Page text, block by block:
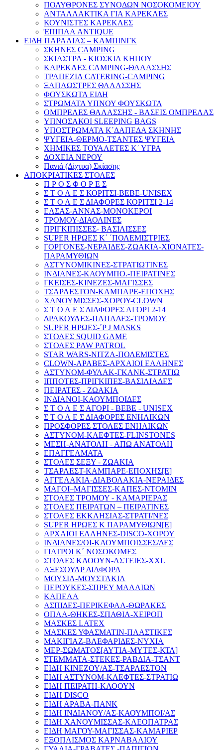
ΠΟΛΥΘΡΟΝΕΣ ΣΥΝΟΔΩΝ ΝΟΣΟΚΟΜΕΙΟΥ
ΑΝΤΑΛΛΑΚΤΙΚΑ ΓΙΑ ΚΑΡΕΚΛΕΣ
ΚΟΥΝΙΣΤΕΣ ΚΑΡΕΚΛΕΣ
ΈΠΙΠΛΑ ANTIQUE
ΕΙΔΗ ΠΑΡΑΛΙΑΣ – ΚΑΜΠΙΝΓΚ
ΣΚΗΝΕΣ CAMPING
ΣΚΙΑΣΤΡΑ - ΚΙΟΣΚΙΑ ΚΗΠΟΥ
ΚΑΡΕΚΛΕΣ CAMPING-ΘΑΛΑΣΣΗΣ
ΤΡΑΠΕΖΙΑ CATERING-CAMPING
ΞΑΠΛΩΣΤΡΕΣ ΘΑΛΑΣΣΗΣ
ΦΟΥΣΚΩΤΑ ΕΙΔΗ
ΣΤΡΩΜΑΤΑ ΥΠΝΟΥ ΦΟΥΣΚΩΤΑ
ΟΜΠΡΕΛΕΣ ΘΑΛΑΣΣΗΣ - ΒΑΣΕΙΣ ΟΜΠΡΕΛΑΣ
ΥΠΝΟΣΑΚΟΙ SLEEPING BAGS
ΥΠΟΣΤΡΩΜΑΤΑ Κ΄ΔΑΠΕΔΑ ΣΚΗΝΗΣ
ΨΥΓΕΙΑ-ΘΕΡΜΟ-ΤΣΑΝΤΕΣ ΨΥΓΕΙΑ
ΧΗΜΙΚΕΣ ΤΟΥΑΛΕΤΕΣ Κ΄ ΥΓΡΑ
ΔΟΧΕΙΑ ΝΕΡΟΥ
Πανιά (Δίχτυα) Σκίασης
ΑΠΟΚΡΙΑΤΙΚΕΣ ΣΤΟΛΕΣ
Π Ρ Ο Σ Φ Ο Ρ Ε Σ
Σ Τ Ο Λ Ε Σ ΚΟΡΙΤΣI-BEBE-UNISEX
Σ Τ Ο Λ Ε Σ ΔΙΑΦΟΡΕΣ ΚΟΡΙΤΣΙ 2-14
ΕΛΣΑΣ-ΑΝΝΑΣ-ΜΟΝΟΚΕΡΟΙ
ΤΡΟΜΟΥ-ΔΙΑΟΛΙΝΕΣ
ΠΡΙΓΚΙΠΙΣΣΕΣ- ΒΑΣΙΛΙΣΣΕΣ
SUPER ΗΡΩΕΣ Κ΄ ΄ΠΟΛΕΜΙΣΤΡΙΕΣ
ΓΟΡΓΟΝΕΣ-ΝΕΡΑΙΔΕΣ-ΖΩΑΚΙΑ-ΧΙΟΝΑΤΕΣ-
ΠΑΡΑΜΥΘΙΩΝ
ΑΣΤΥΝΟΜΙΚΙΝΕΣ-ΣΤΡΑΤΙΩΤΙΝΕΣ
ΙΝΔΙΑΝΕΣ-ΚΑΟΥΜΠΟ.-ΠΕΙΡΑΤΙΝΕΣ
ΓΚΕΙΣΕΣ-ΚΙΝΕΖΕΣ-ΜΑΓΙΣΣΕΣ
ΤΣΑΡΛΕΣΤΟΝ-ΚΑΜΠΑΡΕ-ΕΠΟΧΗΣ
ΧΑΝΟΥΜΙΣΣΕΣ-ΧΟΡΟΥ-CLOWN
Σ Τ Ο Λ Ε Σ ΔΙΑΦΟΡΕΣ ΑΓΟΡΙ 2-14
ΔΡΑΚΟΥΛΕΣ-ΠΑΠΑΔΕΣ-ΤΡΟΜΟΥ
SUPER ΗΡΩΕΣ-΄P J MASKS
ΣΤΟΛΕΣ SQUID GAME
ΣΤΟΛΕΣ PAW PATROL
STAR WARS-ΝΙΤΖΑ-ΠΟΛΕΜΙΣΤΕΣ
CLOWN-ΑΡΑΒΕΣ-ΑΡΧΑΙΟΙ ΕΛΛΗΝΕΣ
ΑΣΤΥΝΟΜ-ΦΥΛΑΚ-ΓΚΑΝΚ-ΣΤΡΑΤΙΩ
ΙΠΠΟΤΕΣ-ΠΡΙΓΚΙΠΕΣ-ΒΑΣΙΛΙΑΔΕΣ
ΠΕΙΡΑΤΕΣ - ΖΩΑΚΙΑ
ΙΝΔΙΑΝΟΙ-ΚΑΟΥΜΠΟΙΔΕΣ
Σ Τ Ο Λ Ε Σ ΑΓΟΡΙ - BEBE - UNISEX
Σ Τ Ο Λ Ε Σ ΔΙΑΦΟΡΕΣ ΕΝΗΛΙΚΩΝ
ΠΡΟΣΦΟΡΕΣ ΣΤΟΛΕΣ ΕΝΗΛΙΚΩΝ
ΑΣΤΥΝΟΜ-ΚΛΕΦΤΕΣ-FLINSTONES
ΜΕΣΗ-ΑΝΑΤΟΛΗ - ΑΠΩ ΑΝΑΤΟΛΗ
ΕΠΑΓΓΕΛΜΑΤΑ
ΣΤΟΛΕΣ ΣΕΞΥ - ΖΩΑΚΙΑ
ΤΣΑΡΛΕΣΤ-ΚΑΜΠΑΡE-ΕΠΟΧΗΣ[E]
ΑΓΓΕΛΑΚΙΑ-ΔΙΑΒΟΛΑΚΙΑ-ΝΕΡΑΙΔΕΣ
ΜΑΓΟΙ–ΜΑΓΙΣΣΕΣ-ΚΑΠΕΣ-ΝΤΟΜΙΝ
ΣΤΟΛΕΣ ΤΡΟΜΟΥ - ΚΑΜΑΡΙΕΡΑΣ
ΣΤΟΛΕΣ ΠΕΙΡΑΤΩΝ – ΠΕΙΡΑΤΙΝΕΣ
ΣΤΟΛΕΣ ΕΚΚΛΗΣΙΑΣ-ΣΤΡΑΤΙ/ΝΕΣ
SUPER ΗΡΩΕΣ Κ ΠΑΡΑΜΥΘΙΩΝ[E]
ΑΡΧΑΙΟΙ ΕΛΛΗΝΕΣ-DISCO-ΧΟΡΟΥ
ΙΝΔΙΑΝΕΣ/OI-ΚΑΟΥΜΠΟΙΣΣΕΣ/ΔΕΣ
ΓΙΑΤΡΟΙ Κ΄ ΝΟΣΟΚΟΜΕΣ
ΣΤΟΛΕΣ ΚΛΟΟΥΝ-ΑΣΤΕΙΕΣ-XXL
ΑΞΕΣΟΥΑΡ ΔΙΑΦΟΡΑ
ΜΟΥΣΙΑ-ΜΟΥΣΤΑΚΙΑ
ΠΕΡΟΥΚΕΣ-ΣΠΡΕΥ ΜΑΛΛΙΩΝ
ΚΑΠΕΛΑ
ΑΣΠΙΔΕΣ-ΠΕΡΙΚΕΦΑΛ-ΘΩΡΑΚΕΣ
ΟΠΛΑ-ΘΗΚΕΣ-ΣΠΑΘΙΑ-ΧΕΙΡΟΠ
ΜΑΣΚΕΣ LATEX
ΜΑΣΚΕΣ ΥΦΑΣΜΑΤΙΝ-ΠΛΑΣΤΙΚΕΣ
ΜΑΚΙΓΙΑΖ-ΒΛΕΦΑΡΙΔΕΣ-ΝΥΧΙΑ
ΜΕΡ-ΣΩΜΑΤΟΣ[ΑΥΤΙΑ-ΜΥΤΕΣ-ΚΤΛ]
ΣΤΕΜΜΑΤΑ-ΣΤΕΚΕΣ-ΡΑΒΔΙΑ-ΤΣΑΝΤ
ΕΙΔΗ ΚΙΝΕΖΟΥ/ΑΣ-ΤΣΑΡΛΕΣΤΟΝ
ΕΙΔΗ ΑΣΤΥΝΟΜ-ΚΛΕΦΤΕΣ-ΣΤΡΑΤΙΩ
ΕΙΔΗ ΠΕΙΡΑΤΗ-ΚΛΟΟΥΝ
ΕΙΔΗ DISCO
ΕΙΔΗ ΑΡΑΒΑ-ΠΑΝΚ
ΕΙΔΗ ΙΝΔΙΑΝΟΥ/ΑΣ-ΚΑΟΥΜΠΟΙ/ΑΣ
ΕΙΔΗ ΧΑΝΟΥΜΙΣΣΑΣ-ΚΛΕΟΠΑΤΡΑΣ
ΕΙΔΗ ΜΑΓΟΥ-ΜΑΓΙΣΣΑΣ-ΚΑΜΑΡΙΕΡ
ΕΞΟΠΛΙΣΜΟΣ ΚΑΡΝΑΒΑΛΙΟΥ